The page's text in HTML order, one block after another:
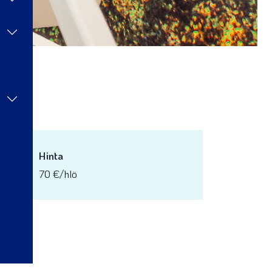
Hinta
70 €/hlö